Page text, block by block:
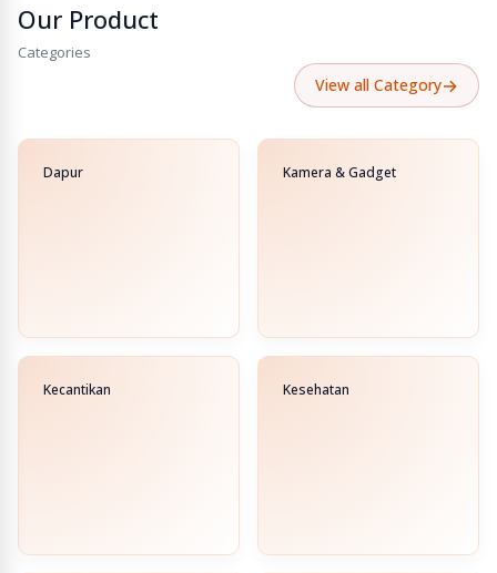
Our Product
Categories
View all Category→
Dapur Kamera & Gadget
Kecantikan Kesehatan